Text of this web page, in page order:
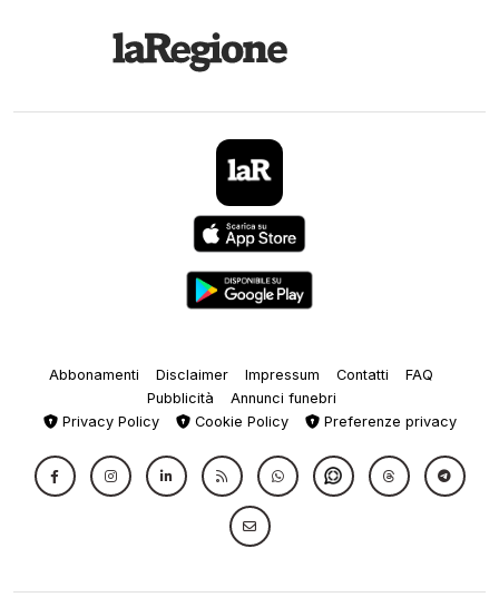
Abbonamenti Disclaimer Impressum Contatti
FAQ
Pubblicità
Annunci funebri
Privacy Policy
Cookie Policy Preferenze privacy